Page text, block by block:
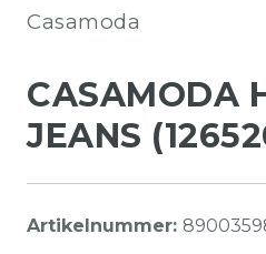
Casamoda
CASAMODA
JEANS
Artikelnummer: